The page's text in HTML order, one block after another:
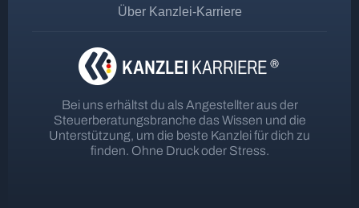
Über Kanzlei-Karriere
Bei uns erhältst du als Angestellter aus der
Steuerberatungsbranche das Wissen und die
Unterstützung, um die beste Kanzlei für dich zu
finden. Ohne Druck oder Stress.